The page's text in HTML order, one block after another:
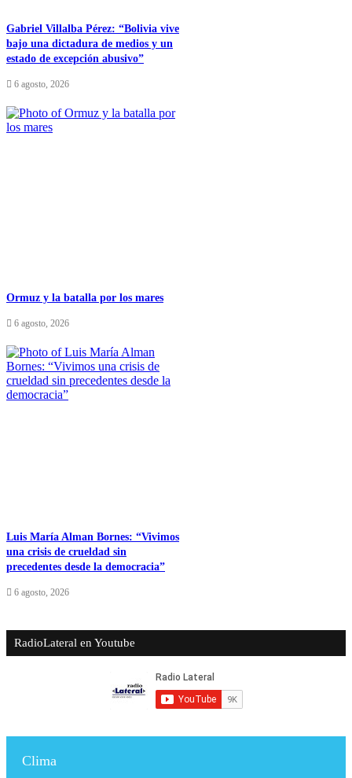
Gabriel Villalba Pérez: “Bolivia vive
bajo una dictadura de medios y un
estado de excepción abusivo”
6 agosto, 2026
Ormuz y la batalla por los mares
6 agosto, 2026
Luis María Alman Bornes: “Vivimos
una crisis de crueldad sin
precedentes desde la democracia”
6 agosto, 2026
RadioLateral en Youtube
Clima